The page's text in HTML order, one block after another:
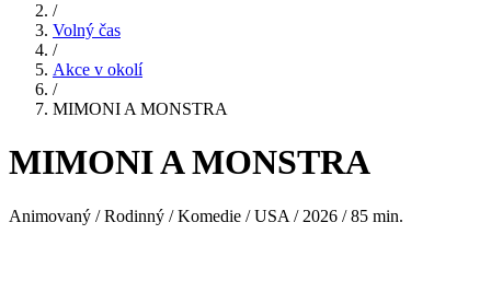
/
Volný čas
/
Akce v okolí
/
MIMONI A MONSTRA
MIMONI A MONSTRA
Animovaný / Rodinný / Komedie / USA / 2026 / 85 min.